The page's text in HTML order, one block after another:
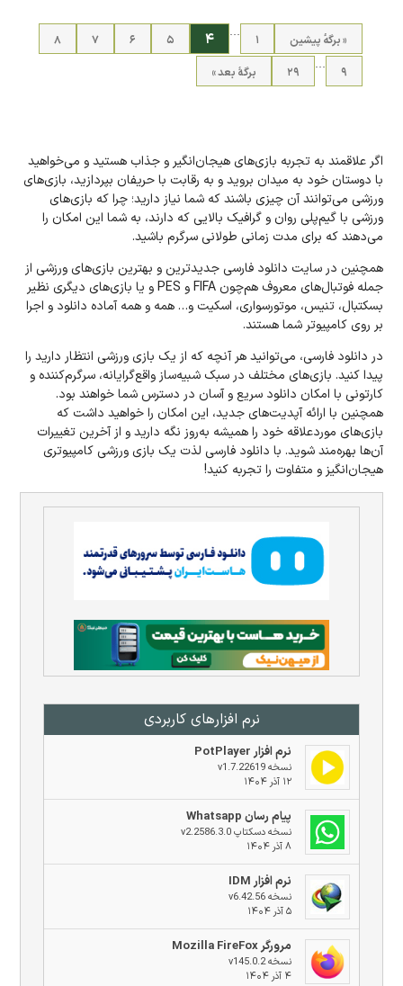
نرم افزار‌های کاربردی
نرم افزار PotPlayer
نسخه v1.7.22619
۱۲ آذر ۱۴۰۴
پیام رسان Whatsapp
نسخه دسکتاپ v2.2586.3.0
۸ آذر ۱۴۰۴
نرم افزار IDM
نسخه v6.42.56
۵ آذر ۱۴۰۴
مرورگر Mozilla FireFox
نسخه v145.0.2
۴ آذر ۱۴۰۴
« برگه‌ٔ پیشین ۱
… ۴ ۵ ۶ ۷
۸
۹
…
۲۹ برگهٔ بعد »
اگر علاقمند به تجربه بازی‌های هیجان‌انگیر و جذاب هستید و می‌خواهید
با دوستان خود به میدان بروید و به رقابت با حریفان بپردازید، بازی‌های
ورزشی می‌توانند آن‌ چیزی باشند که شما نیاز دارید؛ چرا که بازی‌های
ورزشی با گیم‌پلی روان و گرافیک بالایی که دارند، به شما این امکان را
می‌دهند که برای مدت زمانی طولانی سرگرم باشید.
همچنین در سایت دانلود فارسی جدیدترین و بهترین بازی‌های ورزشی از
جمله فوتبال‌های معروف هم‌چون FIFA و PES و یا بازی‌های دیگری نظیر
بسکتبال، تنیس، موتورسواری، اسکیت و… همه و همه آماده دانلود و اجرا
بر روی کامپیوتر شما هستند.
در دانلود فارسی، می‌توانید هر آنچه که از یک بازی ورزشی انتظار دارید را
پیدا کنید. بازی‌های مختلف در سبک شبیه‌ساز واقع‌گرایانه، سرگرم‌کننده و
کارتونی با امکان دانلود سریع و آسان در دسترس شما خواهند بود.
همچنین با ارائه آپدیت‌های جدید، این امکان را خواهید داشت که
بازی‌های مورد‌علاقه خود را همیشه به‌روز نگه دارید و از آخرین تغییرات
آن‌ها بهره‌مند شوید. با دانلود فارسی لذت یک بازی ورزشی کامپیوتری
هیجان‌انگیز و متفاوت را تجربه کنید!